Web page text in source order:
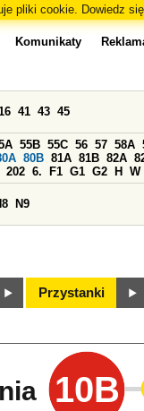
pliki cookie. Dowiedz
Komunikaty
41 43 45
55B 55C 56 57 58A
80B 81A 81B 82A
202 6. F1 G1 G2 H W
N9
Przystanki
10B